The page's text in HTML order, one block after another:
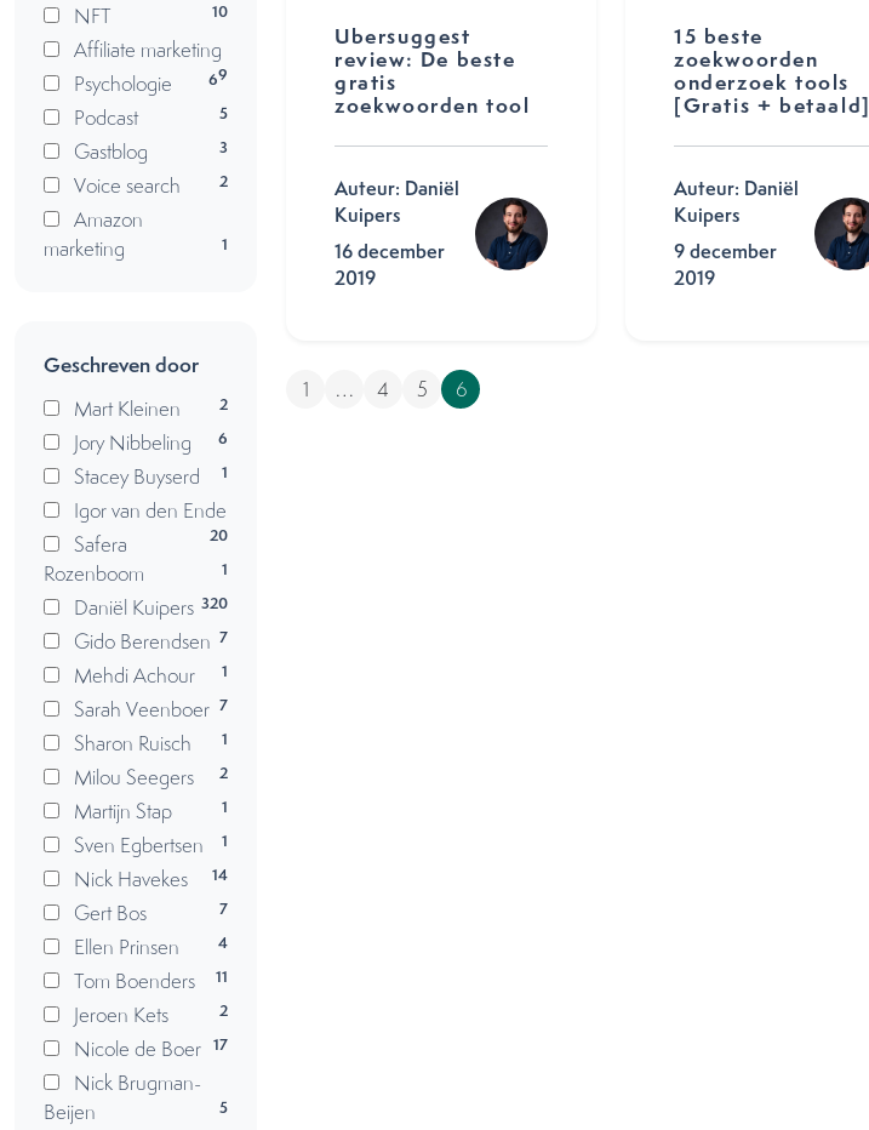
NFT 10
Affiliate marketing
9
Psychologie 6
Podcast 5
Gastblog 3
Voice search 2
Amazon
marketing
1
Geschreven door
Mart Kleinen 2
Jory Nibbeling 6
Stacey Buyserd 1
Igor van den Ende
20
Safera
Rozenboom
1
Daniël Kuipers 320
Gido Berendsen 7
Mehdi Achour 1
Sarah Veenboer 7
Sharon Ruisch 1
Milou Seegers 2
Martijn Stap 1
Sven Egbertsen 1
Nick Havekes 14
Gert Bos 7
Ellen Prinsen 4
Tom Boenders 11
Jeroen Kets 2
Nicole de Boer 17
Nick Brugman-
Beijen
5
Ubersuggest
review: De beste
gratis
zoekwoorden tool
Auteur: Daniël
Kuipers
16 december
2019
15 beste
zoekwoorden
onderzoek tools
[Gratis + betaald]
Auteur: Daniël
Kuipers
9 december
2019
1 … 4 5 6